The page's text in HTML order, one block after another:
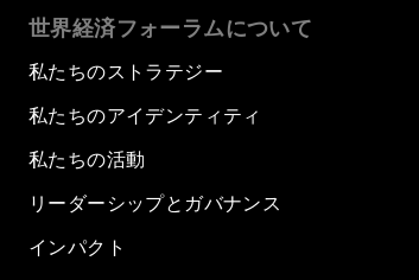
世界経済フォーラムについて
私たちのストラテジー
私たちのアイデンティティ
私たちの活動
リーダーシップとガバナンス
インパクト